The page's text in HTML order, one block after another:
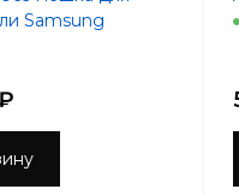
Samsung